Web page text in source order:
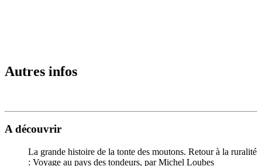
Autres infos
A découvrir
La grande histoire de la tonte des moutons. Retour à la ruralité
: Voyage au pays des tondeurs, par Michel Loubes